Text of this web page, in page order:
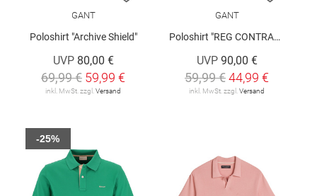
GANT
Poloshirt "Archive Shield"
UVP 80,00 €
69,99 € 59,99 €
inkl. MwSt. zzgl. Versand
GANT
Poloshirt "REG CONTRAST"
UVP 90,00 €
59,99 €44,99 €
inkl. MwSt. zzgl. Versand
-25%